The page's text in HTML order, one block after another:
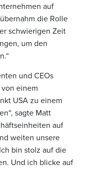
auf
die Rolle
schwierigen Zeit
um den
und CEOs
einem
USA zu einem
sagte Matt
auf
weiten unsere
bin stolz auf die
Und ich blicke auf